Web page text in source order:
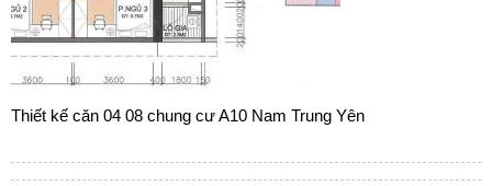
Thiết kế căn 04 08 chung cư A10 Nam Trung Yên